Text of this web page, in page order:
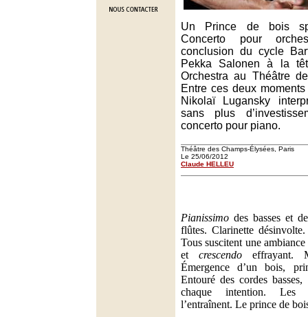
Un Prince de bois
Concerto pour
conclusion du cycle
Pekka Salonen à la
Orchestra au Théâtre
Entre ces deux
Nikolaï Lugansky
sans plus
concerto pour piano.
Théâtre des Champs-Élysées, Paris
Le 25/06/2012
Claude HELLEU
Pianissimo des basses et
flûtes. Clarinette
Tous suscitent une
et crescendo effrayant.
Émergence d’un bois,
Entouré des cordes
chaque intention. Les
l’entraînent. Le prince de